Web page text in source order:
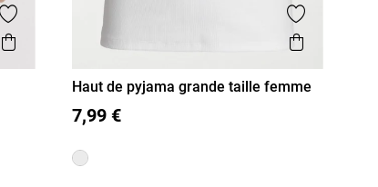
Ajouter aux favoris
Aperçu rapide Ajouter
Aperçu
XL
Haut de pyjama grande taille femme
7,99 €